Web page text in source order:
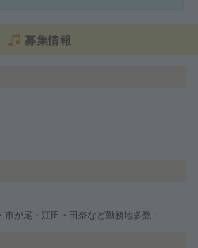
募集情報
市が尾・江田・田奈など勤務地多数！